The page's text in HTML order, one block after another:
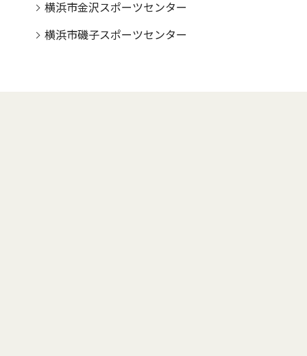
横浜市金沢スポーツセンター
横浜市磯子スポーツセンター